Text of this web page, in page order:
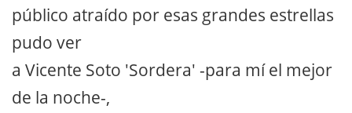
público atraído por esas grandes estrellas
pudo ver
a Vicente Soto 'Sordera' -para mí el mejor
de la noche-,